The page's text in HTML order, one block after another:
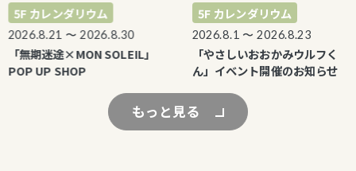
カレンダリウム
〜 2026.8.30
無期迷途×MON SOLEIL」
UP SHOP
5F カレンダリウム
2026.8.1 〜 2026.8.23
「やさしいおおかみウルフく
ん」イベント開催のお知らせ
もっと見る